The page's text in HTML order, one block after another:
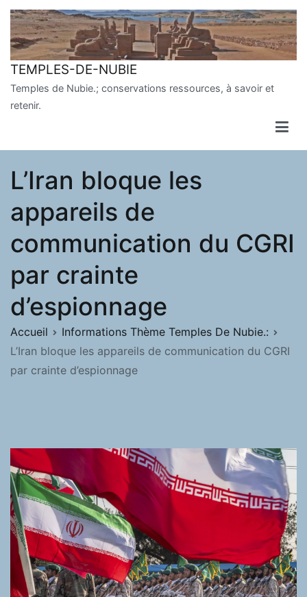
Aller
contenu
TEMPLES-DE-NUBIE
Temples de Nubie.; conservations ressources, à savoir et
retenir.
L’Iran bloque les
appareils de
communication du CGRI
par crainte
d’espionnage
Accueil
Informations Thème Temples De Nubie.:
L’Iran bloque les appareils de communication du CGRI
par crainte d’espionnage